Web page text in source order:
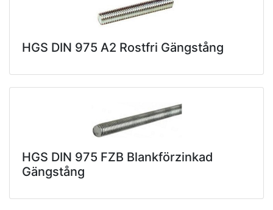
HGS DIN 975 A2 Rostfri Gängstång
HGS DIN 975 FZB Blankförzinkad
Gängstång